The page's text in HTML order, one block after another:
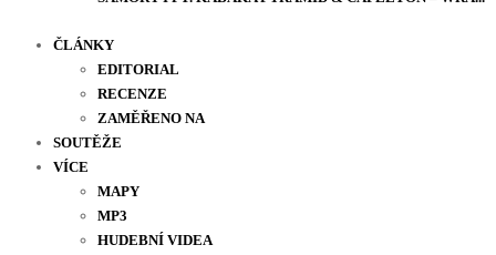
ČLÁNKY
EDITORIAL
RECENZE
ZAMĚŘENO NA
SOUTĚŽE
VÍCE
MAPY
MP3
HUDEBNÍ VIDEA